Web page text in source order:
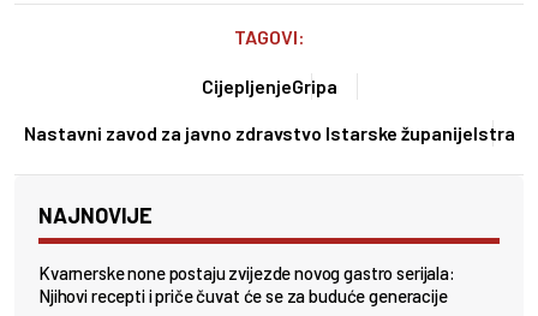
TAGOVI:
CijepljenjeGripa
Nastavni zavod za javno zdravstvo Istarske županijeIstra
NAJNOVIJE
Kvarnerske none postaju zvijezde novog gastro serijala:
Njihovi recepti i priče čuvat će se za buduće generacije